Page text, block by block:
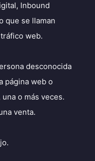
Inbound
que se llaman
web.
desconocida
página web o
o más veces.
venta.